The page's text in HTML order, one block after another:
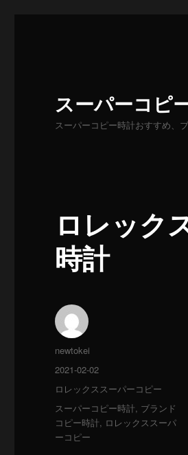
スーパーコピ
スーパーコピー時計おすすめ、
ロレック
時計
投
稿
newtokei
投
稿
2021-02-02
カ
テ
ゴ
ロレックススーパーコピー
タ
グ
スーパーコピー時計, ブランド
コピー時計, ロレックススーパ
ーコピー